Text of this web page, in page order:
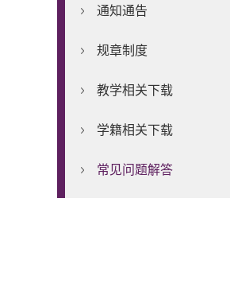
通知通告
规章制度
教学相关下载
学籍相关下载
常见问题解答